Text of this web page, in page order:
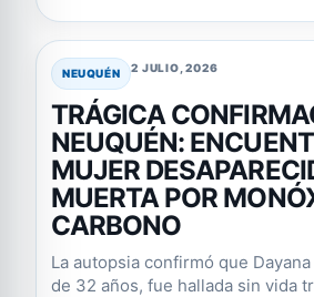
NEUQUÉN 2 JULIO, 2026
TRÁGICA
NEUQUÉN:
MUJER
MUERTA POR
CARBONO
La autopsia confirmó que
de 32 años, fue hallada sin vida